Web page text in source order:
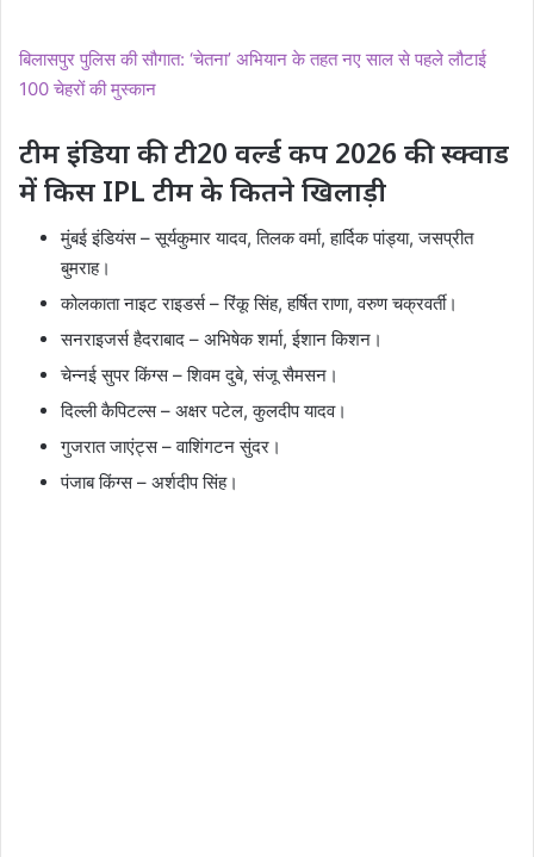
बिलासपुर पुलिस की सौगात: ‘चेतना’ अभियान के तहत नए साल से पहले लौटाई
100 चेहरों की मुस्कान
टीम इंडिया की टी20 वर्ल्ड कप 2026 की स्क्वाड
में किस IPL टीम के कितने खिलाड़ी
मुंबई इंडियंस – सूर्यकुमार यादव, तिलक वर्मा, हार्दिक पांड्या, जसप्रीत
बुमराह।
कोलकाता नाइट राइडर्स – रिंकू सिंह, हर्षित राणा, वरुण चक्रवर्ती।
सनराइजर्स हैदराबाद – अभिषेक शर्मा, ईशान किशन।
चेन्नई सुपर किंग्स – शिवम दुबे, संजू सैमसन।
दिल्ली कैपिटल्स – अक्षर पटेल, कुलदीप यादव।
गुजरात जाएंट्स – वाशिंगटन सुंदर।
पंजाब किंग्स – अर्शदीप सिंह।